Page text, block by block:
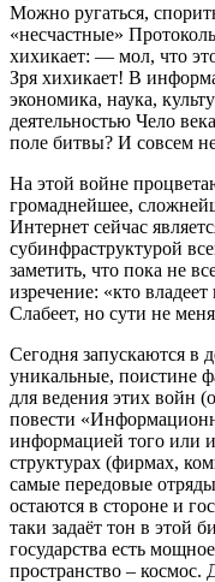
Можно ругаться,
«несчастные»
хихикает: — мол, что
Зря хихикает! В
экономика, наука,
деятельностью Чело
поле битвы? И совсем
На этой войне
громаднейшее,
Интернет сейчас
субинфраструктурой
заметить, что пока не
изречение: «кто
Слабеет, но сути не
Сегодня запускаются в
уникальные, поистине
для ведения этих войн
повести
информацией того или
структурах (фирмах,
самые передовые
остаются в стороне и
таки задаёт тон в этой
государства есть
пространство – космос.